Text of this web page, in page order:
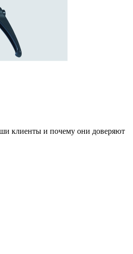
клиенты и почему они доверяют